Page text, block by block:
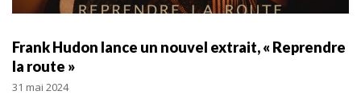
Frank Hudon lance un nouvel extrait, « Reprendre
la route »
31 mai 2024